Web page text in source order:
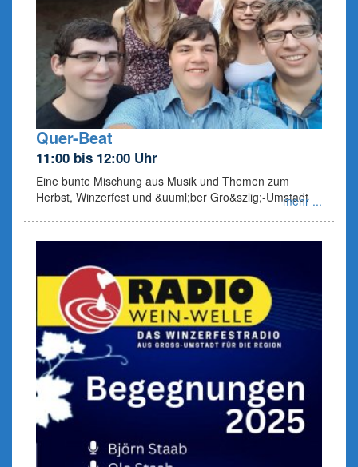
Quer-Beat
11:00 bis 12:00 Uhr
Eine bunte Mischung aus Musik und Themen zum
Herbst, Winzerfest und &uuml;ber Gro&szlig;-Umstadt
mehr ...